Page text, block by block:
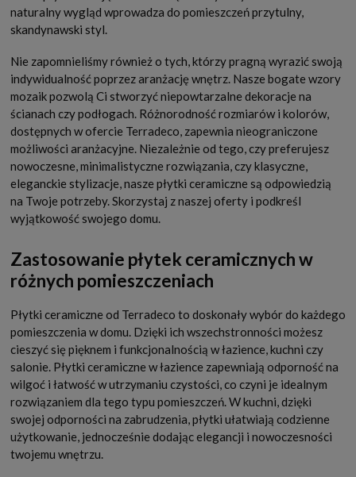
naturalny wygląd wprowadza do pomieszczeń przytulny,
skandynawski styl.
Nie zapomnieliśmy również o tych, którzy pragną wyrazić swoją
indywidualność poprzez aranżację wnętrz. Nasze bogate wzory
mozaik pozwolą Ci stworzyć niepowtarzalne dekoracje na
ścianach czy podłogach. Różnorodność rozmiarów i kolorów,
dostępnych w ofercie Terradeco, zapewnia nieograniczone
możliwości aranżacyjne. Niezależnie od tego, czy preferujesz
nowoczesne, minimalistyczne rozwiązania, czy klasyczne,
eleganckie stylizacje, nasze płytki ceramiczne są odpowiedzią
na Twoje potrzeby. Skorzystaj z naszej oferty i podkreśl
wyjątkowość swojego domu.
Zastosowanie płytek ceramicznych w
różnych pomieszczeniach
Płytki ceramiczne od Terradeco to doskonały wybór do każdego
pomieszczenia w domu. Dzięki ich wszechstronności możesz
cieszyć się pięknem i funkcjonalnością w łazience, kuchni czy
salonie. Płytki ceramiczne w łazience zapewniają odporność na
wilgoć i łatwość w utrzymaniu czystości, co czyni je idealnym
rozwiązaniem dla tego typu pomieszczeń. W kuchni, dzięki
swojej odporności na zabrudzenia, płytki ułatwiają codzienne
użytkowanie, jednocześnie dodając elegancji i nowoczesności
twojemu wnętrzu.